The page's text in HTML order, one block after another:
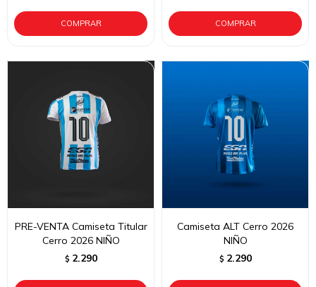
PRE-VENTA Camiseta Titular
Cerro 2026 NIÑO
$ 2.290
Camiseta ALT Cerro 2026
NIÑO
$ 2.290